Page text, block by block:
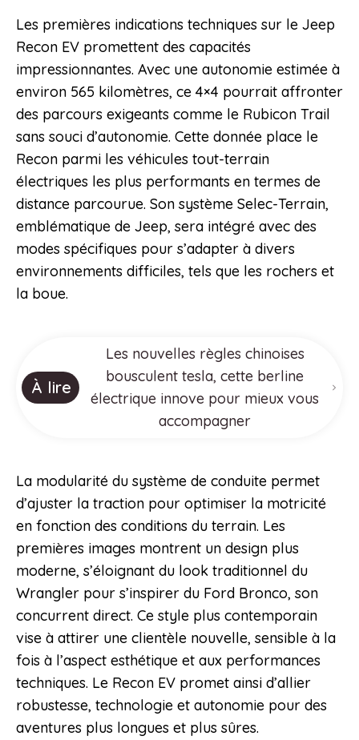
Les premières indications techniques sur le Jeep
Recon EV promettent des capacités
impressionnantes. Avec une autonomie estimée à
environ 565 kilomètres, ce 4×4 pourrait affronter
des parcours exigeants comme le Rubicon Trail
sans souci d’autonomie. Cette donnée place le
Recon parmi les véhicules tout-terrain
électriques les plus performants en termes de
distance parcourue. Son système Selec-Terrain,
emblématique de Jeep, sera intégré avec des
modes spécifiques pour s’adapter à divers
environnements difficiles, tels que les rochers et
la boue.
À lire
Les nouvelles règles chinoises
bousculent tesla, cette berline
électrique innove pour mieux vous
accompagner
La modularité du système de conduite permet
d’ajuster la traction pour optimiser la motricité
en fonction des conditions du terrain. Les
premières images montrent un design plus
moderne, s’éloignant du look traditionnel du
Wrangler pour s’inspirer du Ford Bronco, son
concurrent direct. Ce style plus contemporain
vise à attirer une clientèle nouvelle, sensible à la
fois à l’aspect esthétique et aux performances
techniques. Le Recon EV promet ainsi d’allier
robustesse, technologie et autonomie pour des
aventures plus longues et plus sûres.